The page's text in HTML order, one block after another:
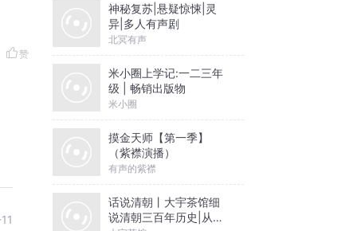
赞
神秘复苏|悬疑惊悚|灵
异|多人有声剧
北冥有声
米小圈上学记:一二三年
级 | 畅销出版物
米小圈
摸金天师【第一季】
（紫襟演播）
有声的紫襟
话说清朝丨大宇茶馆细
说清朝三百年历史|从努